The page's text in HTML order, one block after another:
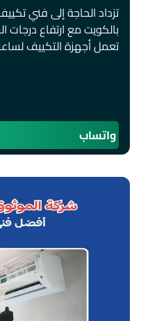
تزداد الحاجة إلى فني
بالكويت مع ارتفاع درجات
تعمل أجهزة التكييف
واتساب